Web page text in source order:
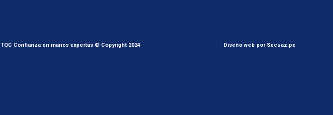
TQC Confianza en manos expertas © Copyright 2024 Diseño web por Secuaz.pe